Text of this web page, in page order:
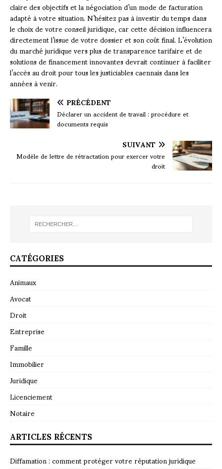
claire des objectifs et la négociation d’un mode de facturation
adapté à votre situation. N’hésitez pas à investir du temps dans
le choix de votre conseil juridique, car cette décision influencera
directement l’issue de votre dossier et son coût final. L’évolution
du marché juridique vers plus de transparence tarifaire et de
solutions de financement innovantes devrait continuer à faciliter
l’accès au droit pour tous les justiciables caennais dans les
années à venir.
PRÉCÉDENT
Déclarer un accident de travail : procédure et
documents requis
SUIVANT
Modèle de lettre de rétractation pour exercer votre
droit
CATÉGORIES
Animaux
Avocat
Droit
Entreprise
Famille
Immobilier
Juridique
Licenciement
Notaire
ARTICLES RÉCENTS
Diffamation : comment protéger votre réputation juridique